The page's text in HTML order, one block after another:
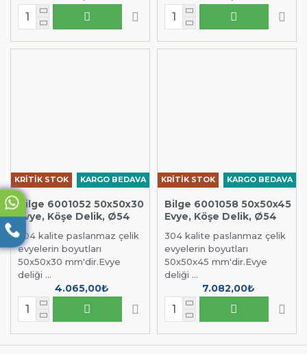
KARGO BEDAVA
KRİTİK STOK
Bilge 6001052 50x50x30
Evye, Köşe Delik, Ø54
304 kalite paslanmaz çelik
evyelerin boyutları
50x50x30 mm'dir.Evye
deliği ...
4.065,00₺
KARGO BEDAVA
KRİTİK STOK
Bilge 6001058 50x50x45
Evye, Köşe Delik, Ø54
304 kalite paslanmaz çelik
evyelerin boyutları
50x50x45 mm'dir.Evye
deliği ...
7.082,00₺